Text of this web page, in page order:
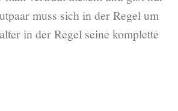
muss sich in der Regel um
in der Regel seine komplette